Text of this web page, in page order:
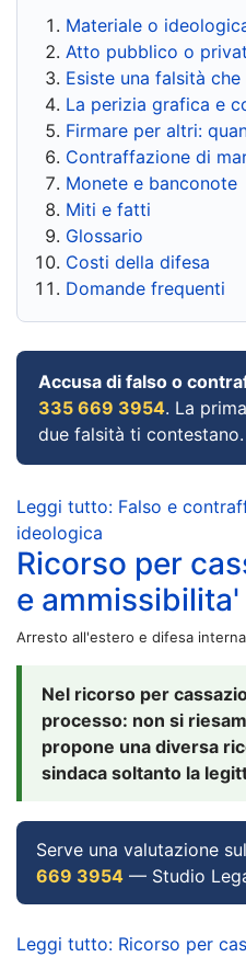
Materiale o
Atto pubblico o
Esiste una falsità
La perizia grafica e
Firmare per altri:
Contraffazione di
Monete e banconote
Miti e fatti
Glossario
Costi della difesa
Domande frequenti
Accusa di falso o
335 669 3954. La
due falsità ti contestano.
Leggi tutto: Falso e
ideologica
Ricorso per
e ammissibilita'
Arresto all'estero e difesa
Nel ricorso per
processo: non si
propone una diversa
sindaca soltanto la
Serve una valutazione
669 3954 — Studio
Leggi tutto: Ricorso per